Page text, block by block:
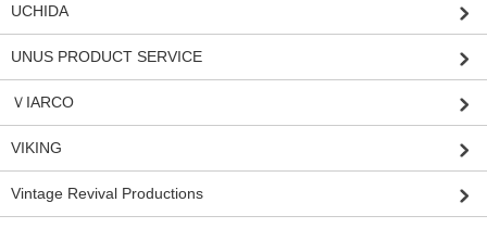
UCHIDA
UNUS PRODUCT SERVICE
ＶIARCO
VIKING
Vintage Revival Productions